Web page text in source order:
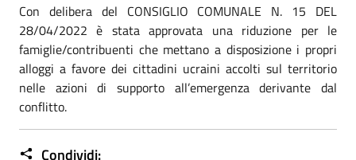
Con delibera del CONSIGLIO COMUNALE N. 15 DEL
28/04/2022 è stata approvata una riduzione per le
famiglie/contribuenti che mettano a disposizione i propri
alloggi a favore dei cittadini ucraini accolti sul territorio
nelle azioni di supporto all’emergenza derivante dal
conflitto.
Condividi: